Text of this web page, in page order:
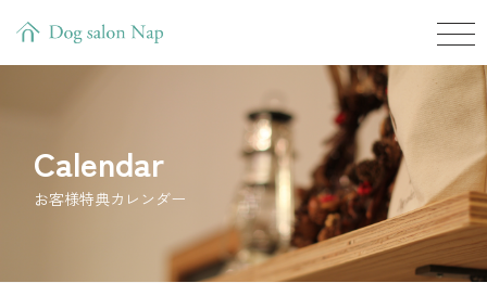
Calendar
お客様特典カレンダー